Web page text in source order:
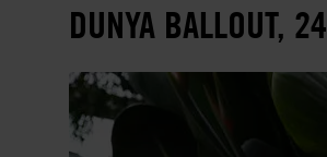
DUNYA BALLOUT, 24